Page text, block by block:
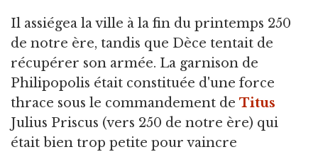
Il assiégea la ville à la fin du printemps 250
de notre ère, tandis que Dèce tentait de
récupérer son armée. La garnison de
Philipopolis était constituée d'une force
thrace sous le commandement de Titus
Julius Priscus (vers 250 de notre ère) qui
était bien trop petite pour vaincre